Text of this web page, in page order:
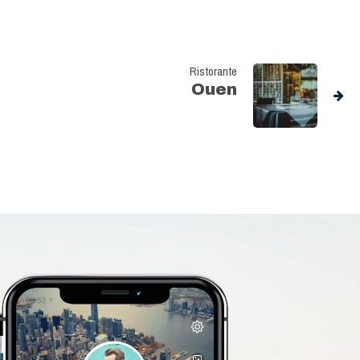
Ristorante
Ouen